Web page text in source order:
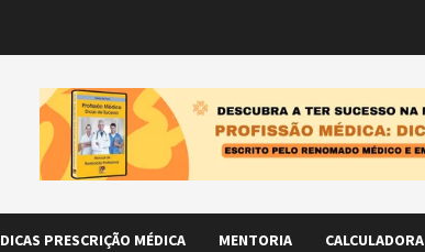
DICAS PRESCRIÇÃO MÉDICA MENTORIA CALCULADORA